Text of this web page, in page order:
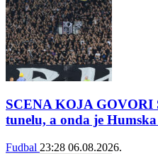
SCENA KOJA GOVORI
tunelu, a onda je
Fudbal 23:28 06.08.2026.